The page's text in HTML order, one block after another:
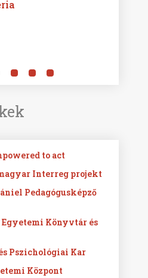
to act
Interreg projekt
Pedagógusképző
Egyetemi Könyvtár és
Pszichológiai Kar
Központ